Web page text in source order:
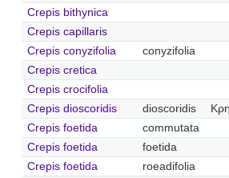
Crepis bithynica
Crepis capillaris
Crepis conyzifolia
conyzifolia
Crepis cretica
Crepis crocifolia
Crepis dioscoridis
dioscoridis
Crepis foetida
commutata
Crepis foetida
foetida
Crepis foetida
roeadifolia